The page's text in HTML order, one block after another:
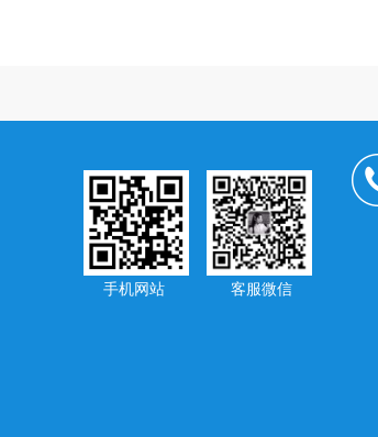
手机网站 客服微信